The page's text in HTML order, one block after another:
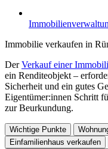
Immobilie verkaufen in
DerVerkauf einer
ein Renditeobjekt –
Sicherheit und ein gutes
Eigentümer:innen Schritt
zur Beurkundung.
Wichtige Punkte
Einfamilienhaus verkaufen